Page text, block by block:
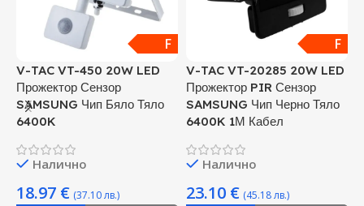
F
V-TAC VT-450 20W LED
Прожектор Сензор
SAMSUNG Чип Бяло Тяло
6400K
Налично
18.97 € (37.10 лв.)
F
V-TAC VT-20285 20W LED
Прожектор PIR Сензор
SAMSUNG Чип Черно Тяло
6400K 1М Кабел
Налично
23.10 € (45.18 лв.)